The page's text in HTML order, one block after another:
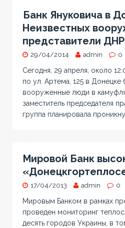
Банк Януковича в
Неизвестных
представители ДНР
29/04/2014 admin 0
Сегодня, 29 апреля, около
по ул. Артема, 125 в
вооруженные люди в
заместитель председателя
группа планировала
Мировой Банк
17/04/2013 admin 0
Мировым Банком в рамках
проведен мониторинг
десять городов Украины, в